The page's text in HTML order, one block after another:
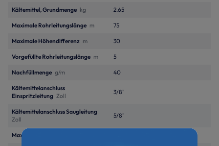
Kältemittel, Grundmenge kg 2.65
Maximale Rohrleitungslänge m 75
Maximale Höhendifferenz m 30
Vorgefüllte Rohrleitungslänge m 5
Nachfüllmenge g/m 40
Kältemittelanschluss
Einspritzleitung Zoll
3/8"
Kältemittelanschluss Saugleitung
Zoll
5/8"
Maximaler Schalldruckpegel